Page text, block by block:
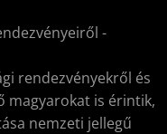
-
rendezvényekről és
magyarokat is érintik,
nemzeti jellegű